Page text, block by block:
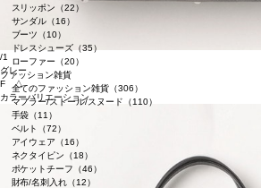
スリッポン（22）
サンダル（16）
ブーツ（10）
ドレスシューズ（35）
ローファー（20）
ファッション雑貨
全てのファッション雑貨（306）
マフラー/ストール/スヌード（110）
手袋（11）
ベルト（72）
アイウェア（16）
ネクタイピン（18）
ポケットチーフ（46）
財布/名刺入れ（12）
/1
グレー
F △
カラーバリエーション